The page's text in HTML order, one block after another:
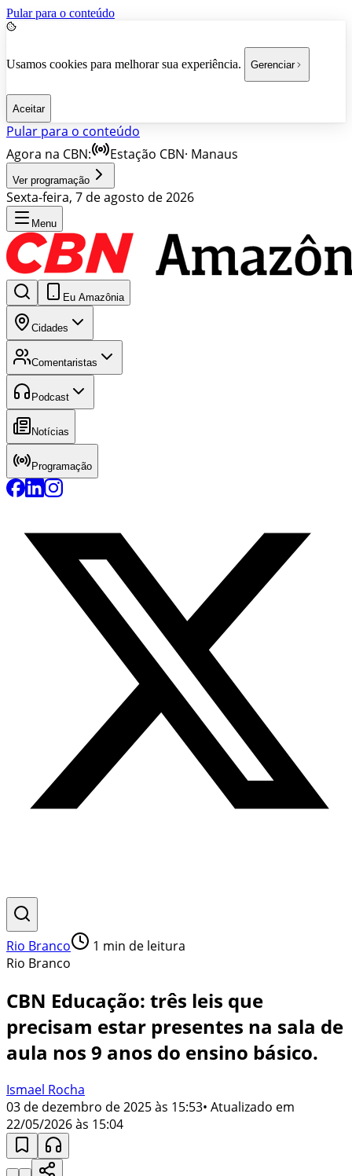
Pular para o conteúdo
Usamos cookies para melhorar sua experiência. Gerenciar
Aceitar
Pular para o conteúdo
Agora na CBN:
Estação CBN· Manaus
Ver programação
Sexta-feira, 7 de agosto de 2026
Menu
Eu Amazônia
Cidades
Comentaristas
Podcast
Notícias
Programação
Rio Branco 1 min de leitura
Rio Branco
CBN Educação: três leis que
precisam estar presentes na sala de
aula nos 9 anos do ensino básico.
Ismael Rocha
03 de dezembro de 2025 às 15:53• Atualizado em
22/05/2026 às 15:04